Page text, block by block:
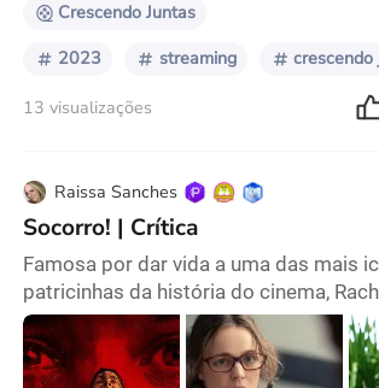
Crescendo Juntas
2023 streaming
13 visualizações
Raissa Sanches
Socorro! | Crítica
Famosa por dar vida a uma das mais
patricinhas da história do cinema,
aparece agora em um papel
de Regina George, uma mulher
dos padrões de beleza e